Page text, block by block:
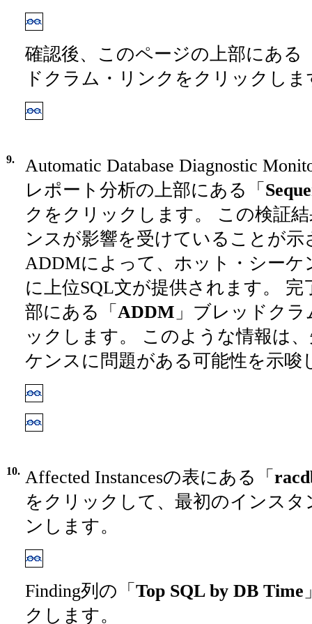
確認後、このページの上部にある
ドクラム・リンクをクリックしま
9.
Automatic Database Diagnostic
レポート分析の上部にある「
クをクリックします。 この検証
ンスが影響を受けていることが
ADDMによって、ホット・シーケ
に上位SQL文が提供されます。 完
部にある「 ADDM 」ブレッドク
ックします。 このような情報は
ケンスに問題がある可能性を示唆
10. Affected Instancesの表にある「
をクリックして、最初のインス
ンします。
Finding列の「 Top SQL by DB Time
クします。